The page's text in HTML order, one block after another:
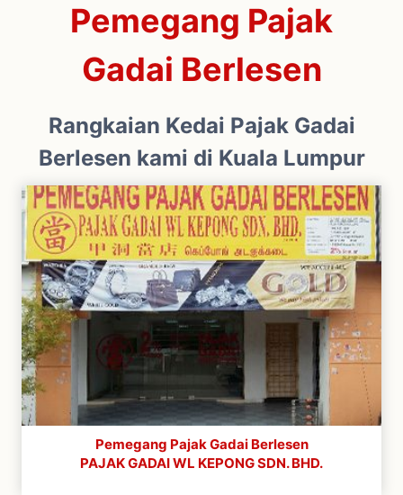
Pemegang Pajak
Gadai Berlesen
Rangkaian Kedai Pajak Gadai
Berlesen kami di Kuala Lumpur
Pemegang Pajak Gadai Berlesen
PAJAK GADAI WL KEPONG SDN. BHD.